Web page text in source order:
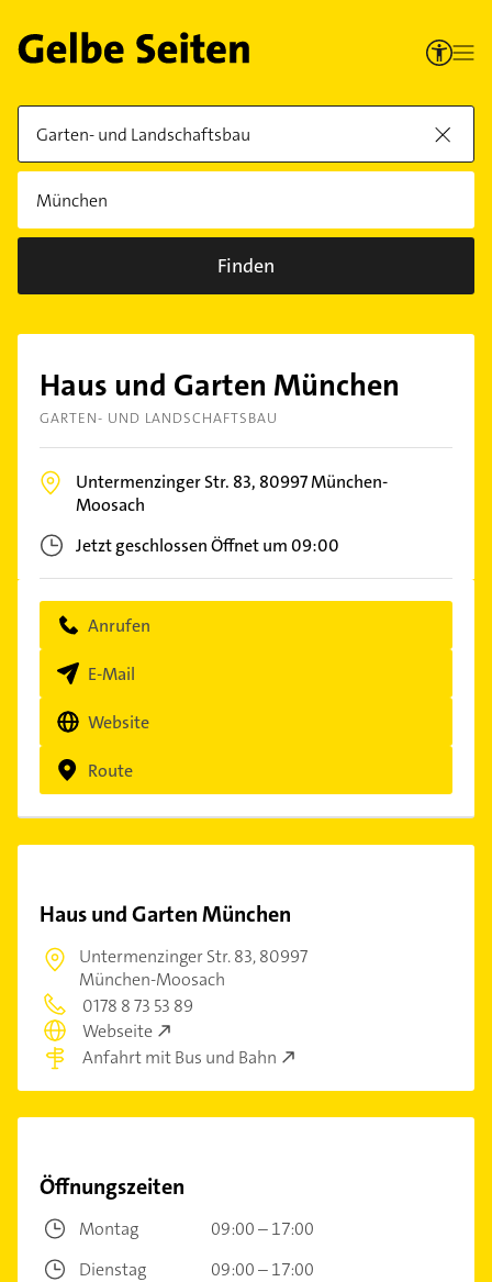
Finden
Haus und Garten München
GARTEN- UND LANDSCHAFTSBAU
Untermenzinger Str. 83, 80997München-
Moosach
Jetzt geschlossenÖffnet um 09:00
Anrufen
E-Mail
Website
Route
Haus und Garten München
Untermenzinger Str. 83,80997
München-Moosach
0178 8 73 53 89
Webseite
Anfahrt mit Bus und Bahn
Öffnungszeiten
Montag
09:00 – 17:00
Dienstag
09:00 – 17:00